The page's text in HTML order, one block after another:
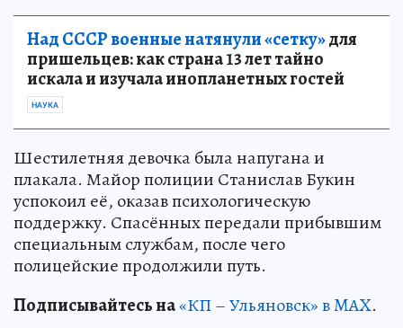
Над СССР военные натянули «сетку»для
пришельцев: как страна 13 лет тайно
искала и изучала инопланетных гостей
НАУКА
Шестилетняя девочка была напугана и
плакала. Майор полиции Станислав Букин
успокоил её, оказав психологическую
поддержку. Спасённых передали прибывшим
специальным службам, после чего
полицейские продолжили путь.
Подписывайтесь на«КП – Ульяновск» в MAX.